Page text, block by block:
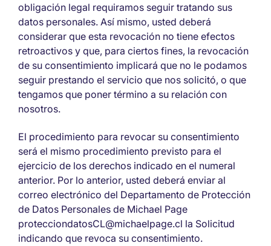
obligación legal requiramos seguir tratando sus
datos personales. Así mismo, usted deberá
considerar que esta revocación no tiene efectos
retroactivos y que, para ciertos fines, la revocación
de su consentimiento implicará que no le podamos
seguir prestando el servicio que nos solicitó, o que
tengamos que poner término a su relación con
nosotros.
El procedimiento para revocar su consentimiento
será el mismo procedimiento previsto para el
ejercicio de los derechos indicado en el numeral
anterior. Por lo anterior, usted deberá enviar al
correo electrónico del Departamento de Protección
de Datos Personales de Michael Page
protecciondatosCL@michaelpage.cl la Solicitud
indicando que revoca su consentimiento.